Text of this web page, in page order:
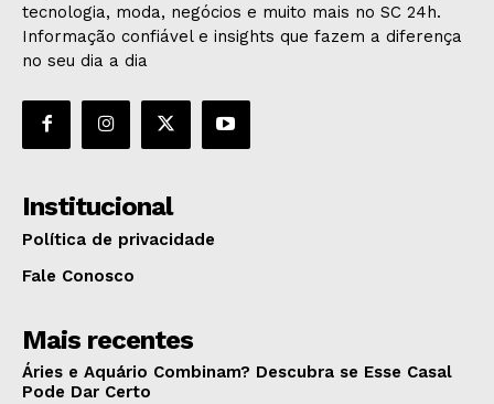
tecnologia, moda, negócios e muito mais no SC 24h.
Informação confiável e insights que fazem a diferença
no seu dia a dia
Institucional
Política de privacidade
Fale Conosco
Mais recentes
Áries e Aquário Combinam? Descubra se Esse Casal
Pode Dar Certo